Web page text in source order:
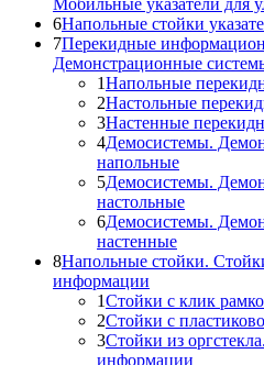
6Напольные стойки
7Перекидные
Демонстрационные
1Напольные
2Настольные
3Настенные
4Демосистемы.
напольные
5Демосистемы.
настольные
6Демосистемы.
настенные
8Напольные стойки.
информации
1Стойки с клик
2Стойки с
3Стойки из
информации